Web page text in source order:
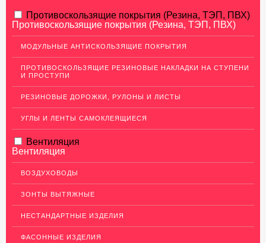
АЛЮМИНИЕВЫЙ ПРОКАТ
НЕРЖАВЕЮЩАЯ СТАЛЬ
Нержавеющие листы
Уголки из нержавеющей стали
Полоса из нержавейки
Нержавеющие трубы
ПВЛ-листы
Сетка из нержавейки
МЕДНЫЙ ПРОКАТ
ЛАТУННЫЙ ПРОКАТ
Противоскользящие покрытия (Резина, ТЭП, ПВХ)
Противоскользящие покрытия (Резина, ТЭП, ПВХ)
МОДУЛЬНЫЕ АНТИСКОЛЬЗЯЩИЕ ПОКРЫТИЯ
ПРОТИВОСКОЛЬЗЯЩИЕ РЕЗИНОВЫЕ НАКЛАДКИ НА СТУПЕНИ
И ПРОСТУПИ
РЕЗИНОВЫЕ ДОРОЖКИ, РУЛОНЫ И ЛИСТЫ
УГЛЫ И ЛЕНТЫ САМОКЛЕЯЩИЕСЯ
Вентиляция
Вентиляция
ВОЗДУХОВОДЫ
ЗОНТЫ ВЫТЯЖНЫЕ
НЕСТАНДАРТНЫЕ ИЗДЕЛИЯ
ФАСОННЫЕ ИЗДЕЛИЯ